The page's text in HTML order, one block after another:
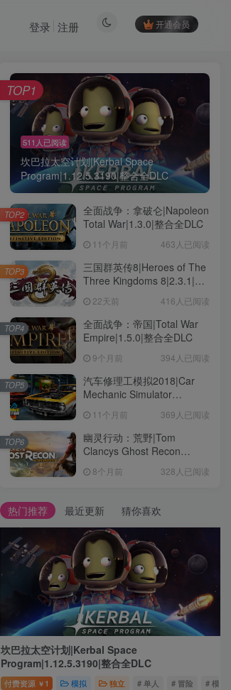
开通会员
登录 注册
511人已阅读
坎巴拉太空计划|Kerbal Space
Program|1.12.5.3190|整合全DLC
TOP1
全面战争：拿破仑|Napoleon
Total War|1.3.0|整合全DLC
11个月前 463人已阅读
TOP2
三国群英传8|Heroes of The
Three Kingdoms 8|2.3.1|整
22天前 416人已阅读
TOP3
全面战争：帝国|Total War
Empire|1.5.0|整合全DLC
9个月前 394人已阅读
TOP4
汽车修理工模拟2018|Car
Mechanic Simulator
11个月前 369人已阅读
TOP5
幽灵行动：荒野|Tom
Clancys Ghost Recon
DLC8个月前 328人已阅读
TOP6
热门推荐 最近更新 猜你喜欢
坎巴拉太空计划|Kerbal Space
Program|1.12.5.3190|整合全DLC
付费资源 ￥ 1 模拟 独立 # 单人 # 冒险 # 模拟